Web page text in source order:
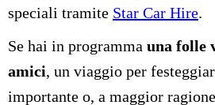
speciali tramite Star Car Hire.
Se hai in programma una folle
amici, un viaggio per
importante o, a maggior